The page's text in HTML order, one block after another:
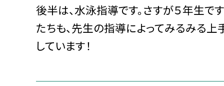
後半は、水泳指導です。さすが５年生で
たちも、先生の指導によってみるみる
しています！